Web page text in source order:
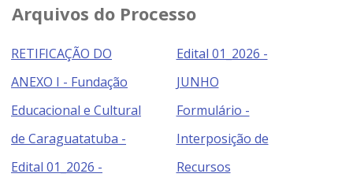
Arquivos do Processo
RETIFICAÇÃO DO
ANEXO I - Fundação
Educacional e Cultural
de Caraguatatuba -
Edital 01_2026 -
Edital 01_2026 -
JUNHO
Formulário -
Interposição de
Recursos